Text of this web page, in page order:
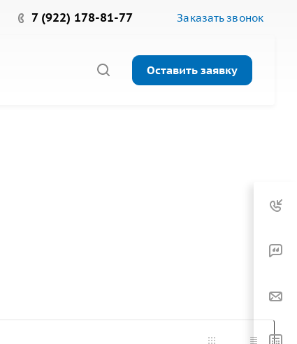
7 (922) 178-81-77 Заказать звонок
Оставить заявку